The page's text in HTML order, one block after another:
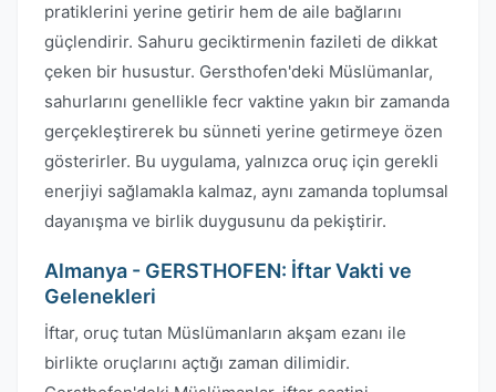
pratiklerini yerine getirir hem de aile bağlarını
güçlendirir. Sahuru geciktirmenin fazileti de dikkat
çeken bir husustur. Gersthofen'deki Müslümanlar,
sahurlarını genellikle fecr vaktine yakın bir zamanda
gerçekleştirerek bu sünneti yerine getirmeye özen
gösterirler. Bu uygulama, yalnızca oruç için gerekli
enerjiyi sağlamakla kalmaz, aynı zamanda toplumsal
dayanışma ve birlik duygusunu da pekiştirir.
Almanya - GERSTHOFEN: İftar Vakti ve
Gelenekleri
İftar, oruç tutan Müslümanların akşam ezanı ile
birlikte oruçlarını açtığı zaman dilimidir.